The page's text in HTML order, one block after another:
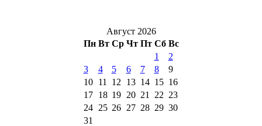
Август 2026
Пн Вт Ср Чт Пт Сб Вс
1
2
3
4 5 6 7 8
9
10
11 12 13 14 15 16
17
18 19 20 21 22 23
24
25 26 27 28 29 30
31